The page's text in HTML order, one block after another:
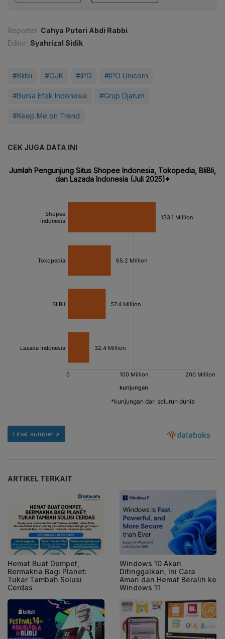
Reporter: Cahya Puteri Abdi Rabbi
Editor: Syahrizal Sidik
#Blibli #OJK #IPO #IPO Unicorn
#Bursa Efek Indonesia #Grup Djarum
#Keep Me on Trend
CEK JUGA DATA INI
ARTIKEL TERKAIT
Hemat Buat Dompet,
Bermakna Bagi Planet:
Tukar Tambah Solusi
Cerdas
Windows 10 Akan
Ditinggalkan, Ini Cara
Aman dan Hemat Beralih ke
Windows 11